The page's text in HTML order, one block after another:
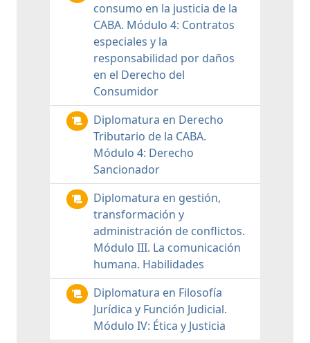
consumo en la justicia de la
CABA. Módulo 4: Contratos
especiales y la
responsabilidad por daños
en el Derecho del
Consumidor
Diplomatura en Derecho
Tributario de la CABA.
Módulo 4: Derecho
Sancionador
Diplomatura en gestión,
transformación y
administración de conflictos.
Módulo III. La comunicación
humana. Habilidades
Diplomatura en Filosofía
Jurídica y Función Judicial.
Módulo IV: Ética y Justicia